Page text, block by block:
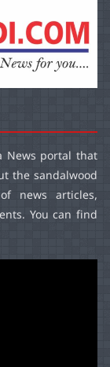
News portal that
the sandalwood
news articles,
You can find